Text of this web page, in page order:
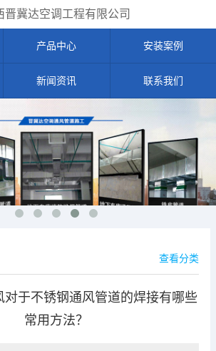
晋冀达空调工程有限公司
产品中心 安装案例
新闻资讯 联系我们
查看分类
对于不锈钢通风管道的焊接有哪些
常用方法？